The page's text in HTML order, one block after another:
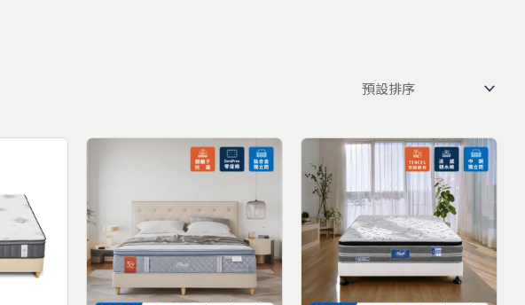
NT$23,800
到
NT$46,800
價
格
範
NT$39,800
到
NT$75,800
價
格
範
圍：
NT$19,800
到
NT$38,800